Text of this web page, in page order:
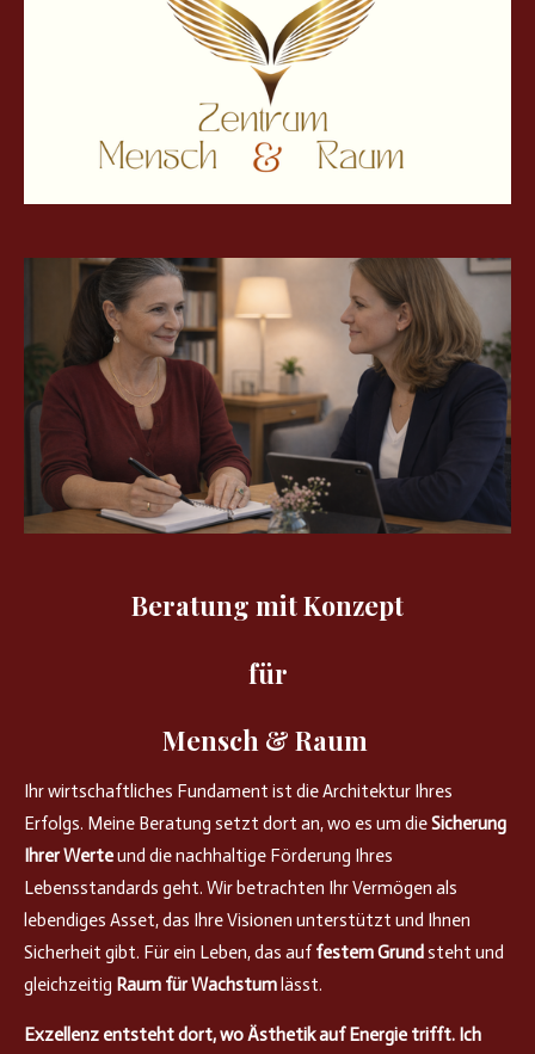
Beratung mit Konzept
für
Mensch & Raum
Ihr wirtschaftliches Fundament ist die Architektur Ihres
Erfolgs. Meine Beratung setzt dort an, wo es um dieSicherung
Ihrer Werteund die nachhaltige Förderung Ihres
Lebensstandards geht. Wir betrachten Ihr Vermögen als
lebendiges Asset, das Ihre Visionen unterstützt und Ihnen
Sicherheit gibt. Für ein Leben, das auffestem Grund steht und
gleichzeitig Raum für Wachstum lässt.
Exzellenz entsteht dort, wo Ästhetik auf Energie trifft. Ich